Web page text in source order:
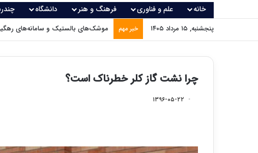
خانه علم و فناوری فرهنگ و هنر دانشگاه
پنجشنبه, ۱۵ مرداد ۱۴۰۵ خبر مهم موشک‌های بالستیک و سامانه‌های
چرا نشت گاز کلر خطرناک است؟
۱۳۹۶-۰۵-۲۲